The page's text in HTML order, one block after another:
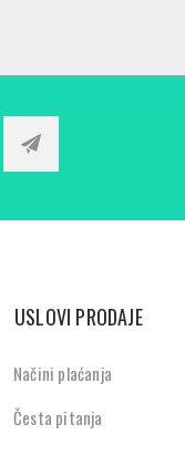
USLOVI PRODAJE
Načini plaćanja
Česta pitanja